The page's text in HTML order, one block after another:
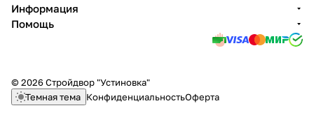
Информация
Помощь
© 2026 Стройдвор "Устиновка"
Темная тема КонфиденциальностьОферта